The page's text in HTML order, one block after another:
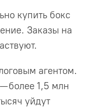
купить бокс
Заказы на
агентом.
более 1,5 млн
уйдут